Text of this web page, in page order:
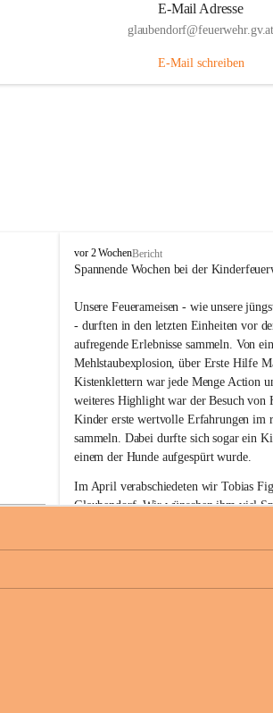
E-Mail Adresse
glaubendorf@feuerwehr.gv.at
E-Mail schreiben
F
r
i
l
l
i
g
e
e
u
e
r
w
l
vor 2 WochenBericht
Spannende Wochen bei der
Unsere Feuerameisen - wie unsere
- durften in den letzten Einheiten vor
aufregende Erlebnisse sammeln. Von
Mehlstaubexplosion, über Erste Hilfe
Kistenklettern war jede Menge Action
weiteres Highlight war der Besuch von
Kinder erste wertvolle Erfahrungen im
sammeln. Dabei durfte sich sogar ein
einem der Hunde aufgespürt wurde.
Im April verabschiedeten wir Tobias
Glaubendorf. Wir wünschen ihm viel
Den Abschluss vor den Sommerferien
Temperaturen sorgten Wasserspiele